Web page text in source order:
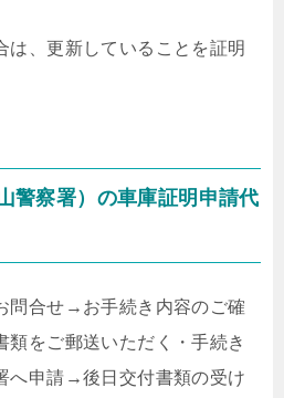
、更新していることを証明
警察署）の車庫証明申請代
問合せ → お手続き内容のご確
類をご郵送いただく・手続き
へ申請 →後日交付書類の受け